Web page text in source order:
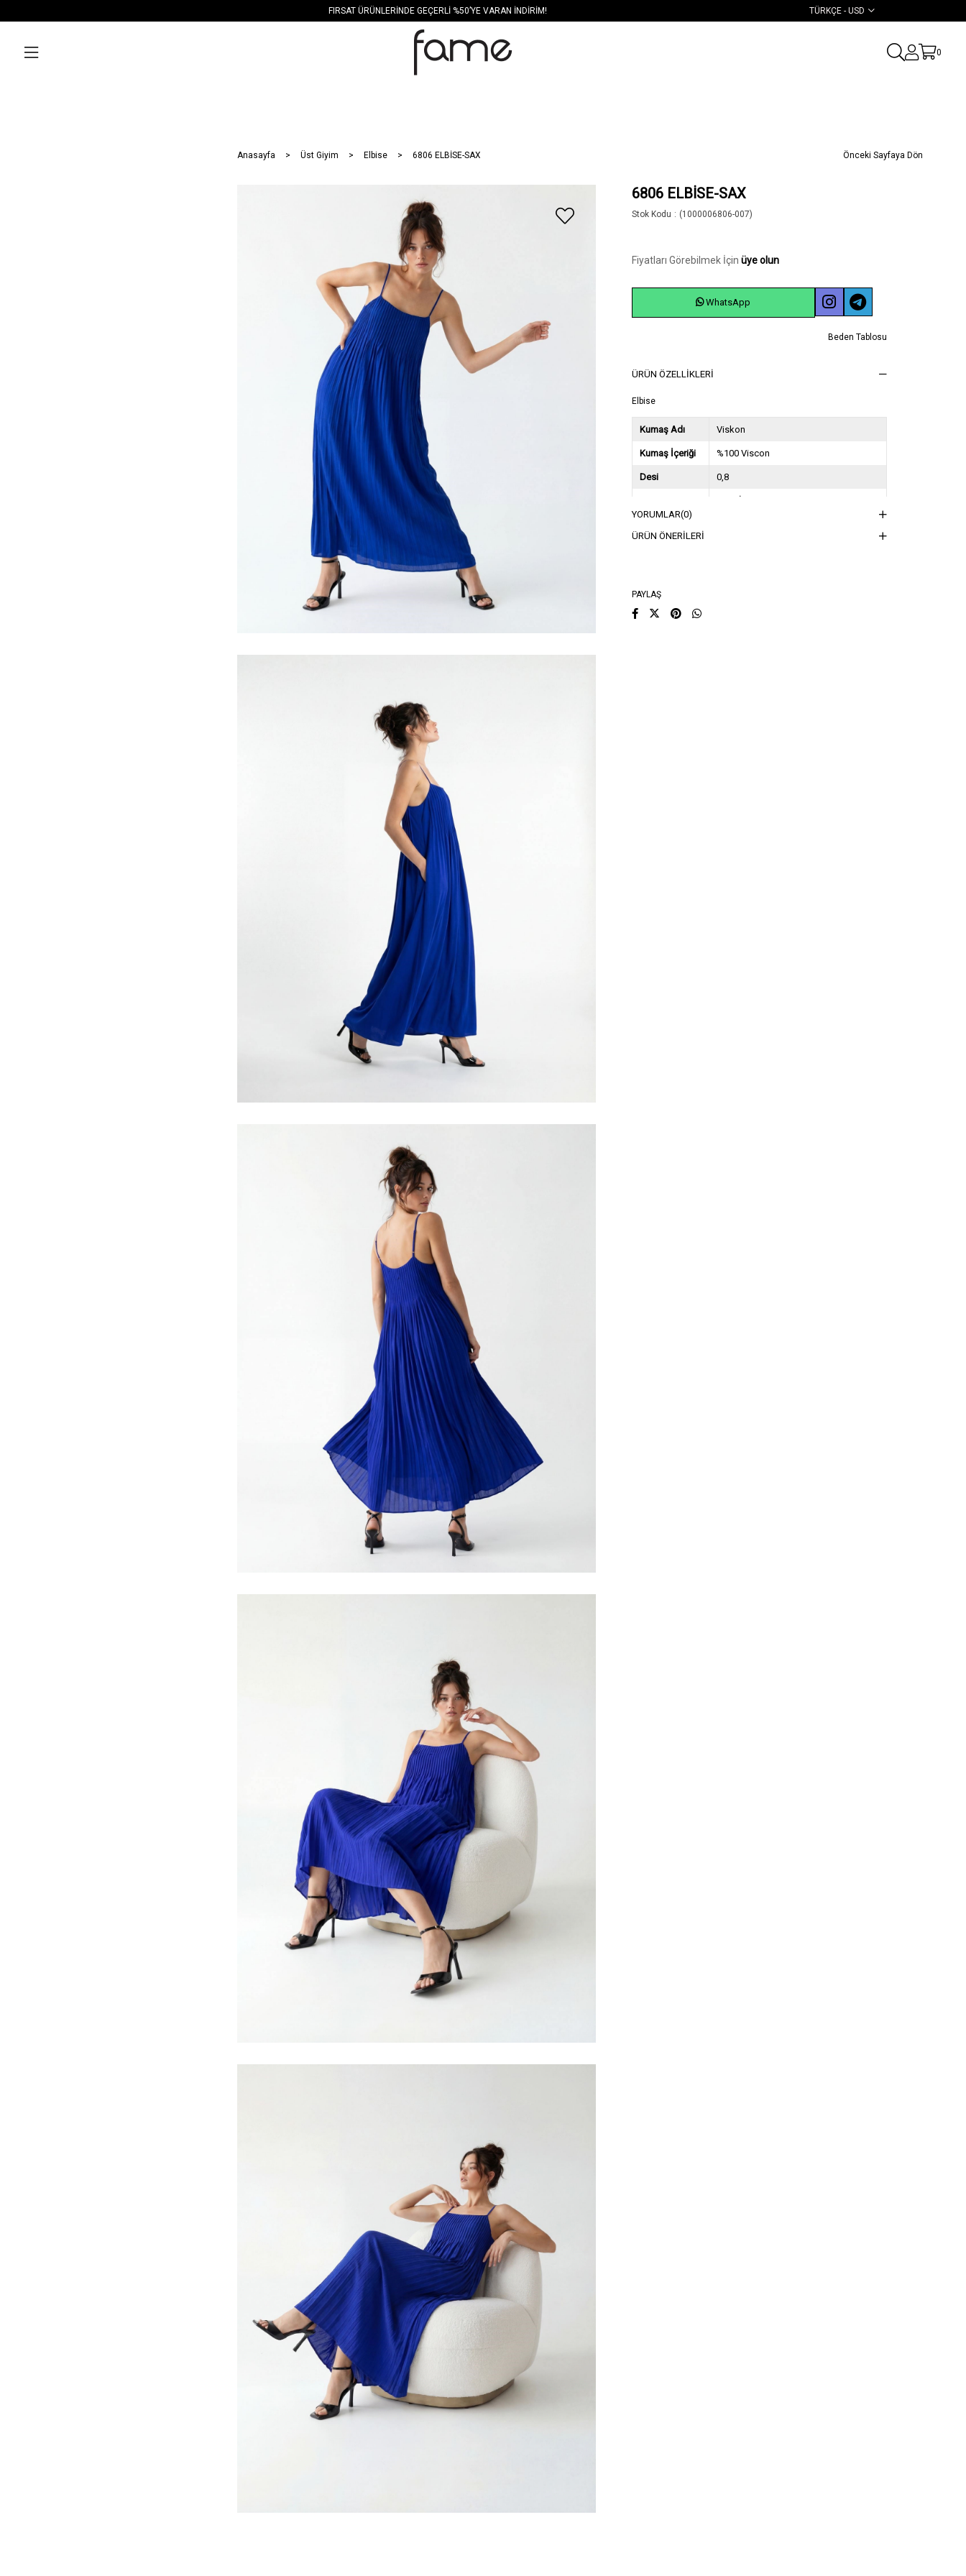
FIRSAT ÜRÜNLERİNDE GEÇERLİ %50’YE VARAN İNDİRİM! TÜRKÇE - USD
0
Anasayfa Üst Giyim Elbise 6806 ELBİSE-SAX Önceki Sayfaya Dön
6806 ELBİSE-SAX
Stok Kodu (1000006806-007)
Fiyatları Görebilmek İçin üye olun
WhatsApp
Beden Tablosu
ÜRÜN ÖZELLIKLERI
Elbise
Kumaş Adı Viskon
Kumaş İçeriği %100 Viscon
Desi 0,8
YORUMLAR(0)
ÜRÜN ÖNERILERI
PAYLAŞ